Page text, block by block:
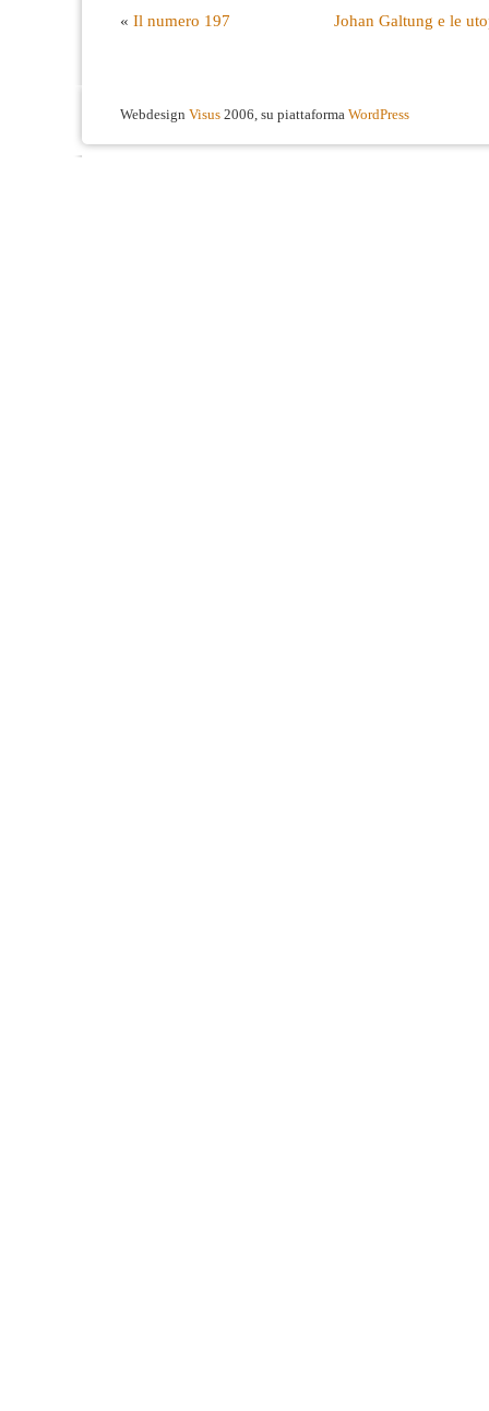
« Il numero 197 Johan Galtung e le
Webdesign Visus 2006, su piattaforma WordPress